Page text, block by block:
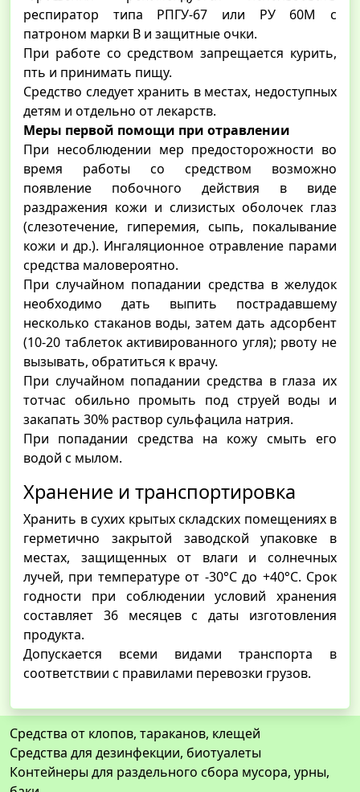
респиратор типа РПГУ-67 или РУ 60М с
патроном марки В и защитные очки.
При работе со средством запрещается курить,
пть и принимать пищу.
Средство следует хранить в местах, недоступных
детям и отдельно от лекарств.
Меры первой помощи при отравлении
При несоблюдении мер предосторожности во
время работы со средством возможно
появление побочного действия в виде
раздражения кожи и слизистых оболочек глаз
(слезотечение, гиперемия, сыпь, покалывание
кожи и др.). Ингаляционное отравление парами
средства маловероятно.
При случайном попадании средства в желудок
необходимо дать выпить пострадавшему
несколько стаканов воды, затем дать адсорбент
(10-20 таблеток активированного угля); рвоту не
вызывать, обратиться к врачу.
При случайном попадании средства в глаза их
тотчас обильно промыть под струей воды и
закапать 30% раствор сульфацила натрия.
При попадании средства на кожу смыть его
водой с мылом.
Хранение и транспортировка
Хранить в сухих крытых складских помещениях в
герметично закрытой заводской упаковке в
местах, защищенных от влаги и солнечных
лучей, при температуре от -30°С до +40°С. Срок
годности при соблюдении условий хранения
составляет 36 месяцев с даты изготовления
продукта.
Допускается всеми видами транспорта в
соответствии с правилами перевозки грузов.
Средства от клопов, тараканов, клещей
Средства для дезинфекции, биотуалеты
Контейнеры для раздельного сбора мусора, урны,